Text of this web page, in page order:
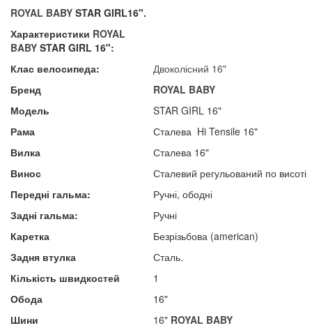
ROYAL BABY STAR GIRL16".
Характеристики ROYAL
BABY STAR GIRL 16":
Клас велосипеда:
Двоколісний 16"
Бренд
ROYAL BABY
Модель
STAR GIRL 16"
Рама
Сталева Hi Tensile 16"
Вилка
Сталева 16"
Винос
Сталевий регульований по висоті
Передні гальма:
Ручні, ободні
Задні гальма:
Ручні
Каретка
Безрізьбова (american)
Задня втулка
Сталь.
Кількість швидкостей
1
Обода
16"
Шини
16" ROYAL BABY